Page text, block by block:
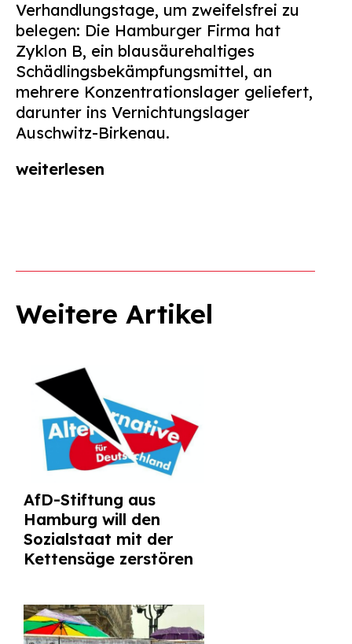
Verhandlungstage, um zweifelsfrei zu
belegen: Die Hamburger Firma hat
Zyklon B, ein blausäurehaltiges
Schädlingsbekämpfungsmittel, an
mehrere Konzentrationslager geliefert,
darunter ins Vernichtungslager
Auschwitz-Birkenau.
weiterlesen
Weitere Artikel
AfD-Stiftung aus
Hamburg will den
Sozialstaat mit der
Kettensäge zerstören